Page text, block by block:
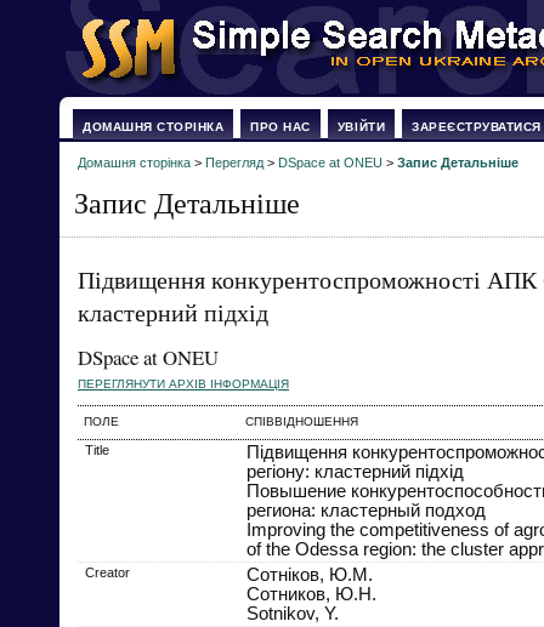
ДОМАШНЯ СТОРІНКА ПРО НАС УВІЙТИ ЗАРЕЄСТРУВАТИСЯ
Домашня сторінка > Перегляд > DSpace at ONEU > Запис Детальніше
Запис Детальніше
Підвищення конкурентоспроможності АПК
кластерний підхід
DSpace at ONEU
ПЕРЕГЛЯНУТИ АРХІВ ІНФОРМАЦІЯ
ПОЛЕ СПІВВІДНОШЕННЯ
Title
Підвищення
регіону: кластерний підхід
Повышение
региона: кластерный подход
Improving the competitiveness of
of the Odessa region: the cluster
Creator
Сотніков, Ю.М.
Сотников, Ю.Н.
Sotnikov, Y.